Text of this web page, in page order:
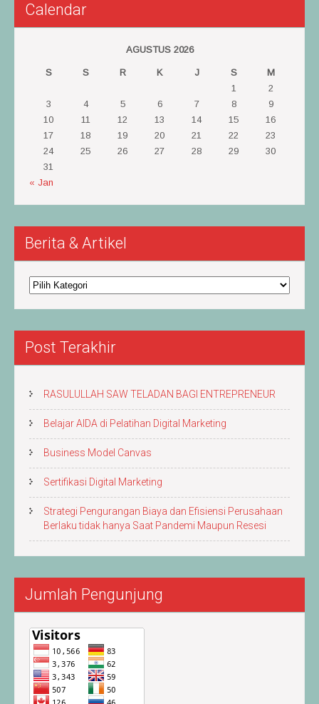
Calendar
AGUSTUS 2026
S S R K J S
M
1
2
3
4 5 6 7 8
9
10
11 12 13 14 15
16
17
18 19 20 21 22
23
24
25 26 27 28 29
30
31
« Jan
Berita & Artikel
Berita
&
Artikel
Post Terakhir
RASULULLAH SAW TELADAN BAGI ENTREPRENEUR
Belajar AIDA di Pelatihan Digital Marketing
Business Model Canvas
Sertifikasi Digital Marketing
Strategi Pengurangan Biaya dan Efisiensi Perusahaan
Berlaku tidak hanya Saat Pandemi Maupun Resesi
Jumlah Pengunjung